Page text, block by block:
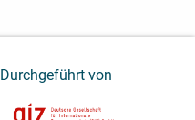
Durchgeführt von